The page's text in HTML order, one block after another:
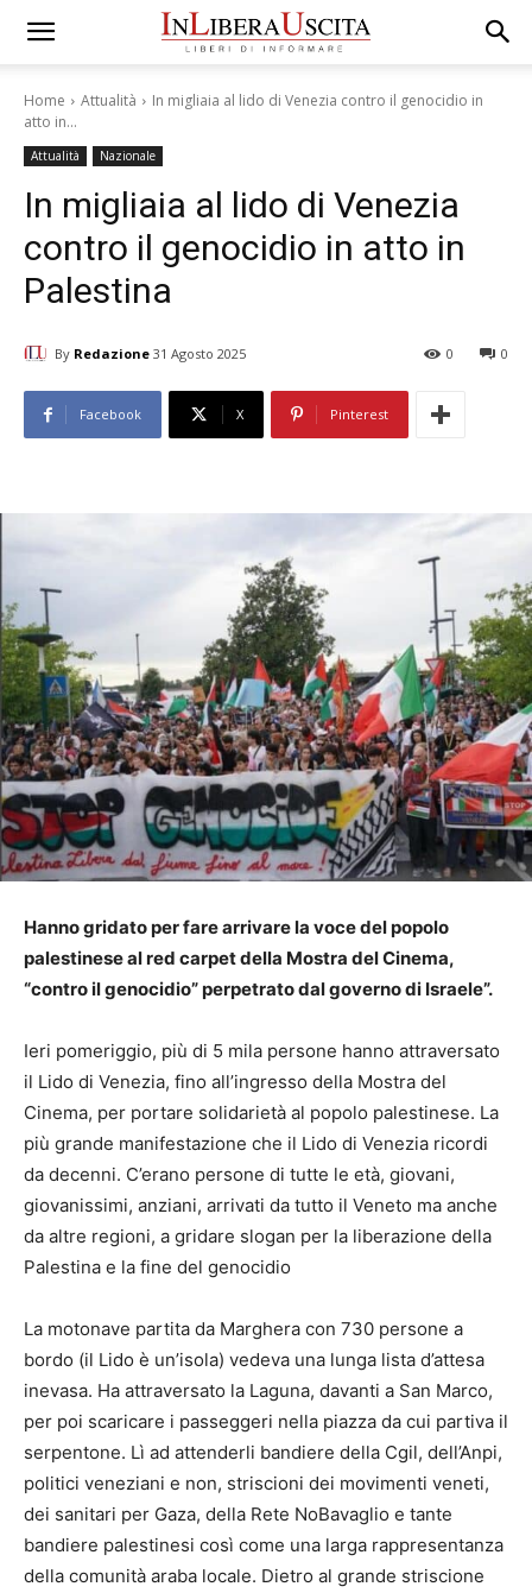
Home Attualità
In migliaia al lido di Venezia contro il genocidio in
atto in...
Attualità Nazionale
In migliaia al lido di Venezia
contro il genocidio in atto in
Palestina
By Redazione 31 Agosto 2025 0
0
Facebook X Pinterest
Hanno gridato per fare arrivare la voce del popolo
palestinese al red carpet della Mostra del Cinema,
“contro il genocidio” perpetrato dal governo di Israele”.
Ieri pomeriggio, più di 5 mila persone hanno attraversato
il Lido di Venezia, fino all’ingresso della Mostra del
Cinema, per portare solidarietà al popolo palestinese. La
più grande manifestazione che il Lido di Venezia ricordi
da decenni. C’erano persone di tutte le età, giovani,
giovanissimi, anziani, arrivati da tutto il Veneto ma anche
da altre regioni, a gridare slogan per la liberazione della
Palestina e la fine del genocidio
La motonave partita da Marghera con 730 persone a
bordo (il Lido è un’isola) vedeva una lunga lista d’attesa
inevasa. Ha attraversato la Laguna, davanti a San Marco,
per poi scaricare i passeggeri nella piazza da cui partiva il
serpentone. Lì ad attenderli bandiere della Cgil, dell’Anpi,
politici veneziani e non, striscioni dei movimenti veneti,
dei sanitari per Gaza, della Rete NoBavaglio e tante
bandiere palestinesi così come una larga rappresentanza
della comunità araba locale. Dietro al grande striscione